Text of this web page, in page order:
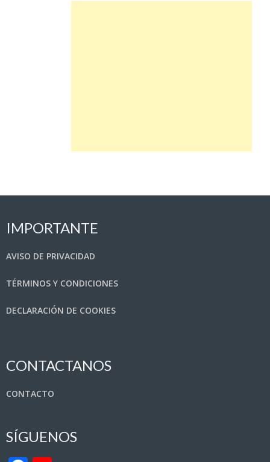
IMPORTANTE
AVISO DE PRIVACIDAD
TÉRMINOS Y CONDICIONES
DECLARACIÓN DE COOKIES
CONTACTANOS
CONTACTO
SÍGUENOS